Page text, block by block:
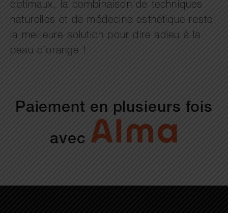
optimaux, la combinaison de techniques
naturelles et de médecine esthétique reste
la meilleure solution pour dire adieu à la
peau d’orange !
Paiement en plusieurs fois
avec